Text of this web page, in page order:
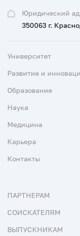
Юридический
350063 г.
Университет
Развитие и
Образование
Наука
Медицина
Карьера
Контакты
ПАРТНЕРАМ
СОИСКАТЕЛЯМ
ВЫПУСКНИКАМ